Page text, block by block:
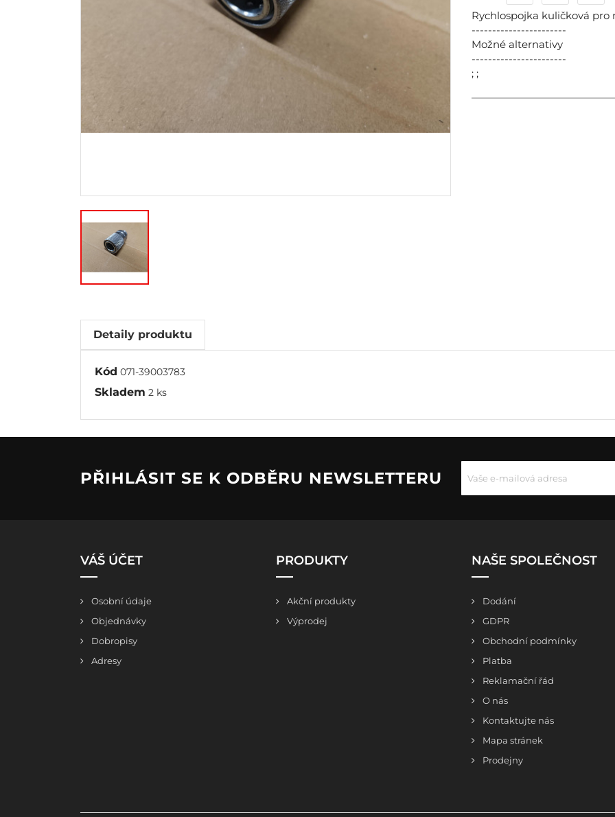
Rychlospojka kuličková
-----------------------
Možné alternativy
-----------------------
; ;
Detaily produktu
Kód 071-39003783
Skladem 2 ks
PŘIHLÁSIT SE K ODBĚRU NEWSLETTERU
VÁŠ ÚČET
Osobní údaje
Objednávky
Dobropisy
Adresy
PRODUKTY
Akční produkty
Výprodej
NAŠE SPOLEČNOST
Dodání
GDPR
Obchodní podmínky
Platba
Reklamační řád
O nás
Kontaktujte nás
Mapa stránek
Prodejny